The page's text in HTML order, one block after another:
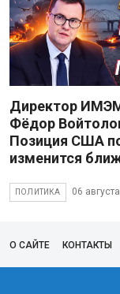
Директор
Фёдор
Позиция США
изменится
ПОЛИТИКА 06
О САЙТЕ КОНТАКТЫ